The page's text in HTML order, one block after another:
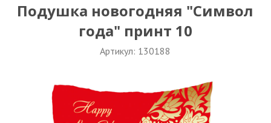
Подушка новогодняя "Символ
года" принт 10
Артикул: 130188